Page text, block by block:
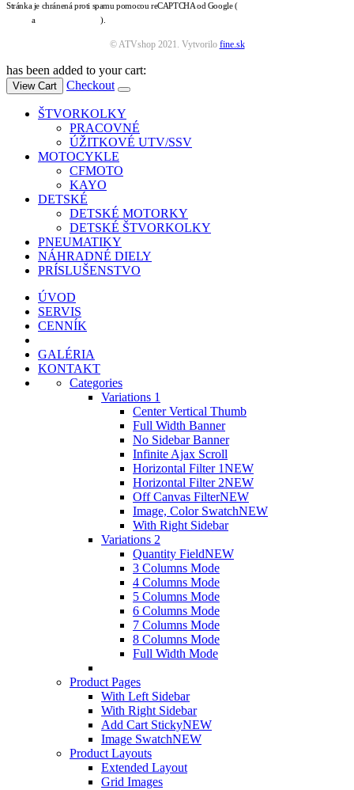
Stránka je chránená proti spamu pomocou reCAPTCHA od Google (zásady ochrany osobných
a podmienky služby).
© ATVshop 2021. Vytvorilo fine.sk
has been added to your cart:
View Cart Checkout
ŠTVORKOLKY
PRACOVNÉ
ÚŽITKOVÉ UTV/SSV
MOTOCYKLE
CFMOTO
KAYO
DETSKÉ
DETSKÉ MOTORKY
DETSKÉ ŠTVORKOLKY
PNEUMATIKY
NÁHRADNÉ DIELY
PRÍSLUŠENSTVO
ÚVOD
SERVIS
CENNÍK
GALÉRIA
KONTAKT
Categories
Variations 1
Center Vertical Thumb
Full Width Banner
No Sidebar Banner
Infinite Ajax Scroll
Horizontal Filter 1NEW
Horizontal Filter 2NEW
Off Canvas FilterNEW
Image, Color SwatchNEW
With Right Sidebar
Variations 2
Quantity FieldNEW
3 Columns Mode
4 Columns Mode
5 Columns Mode
6 Columns Mode
7 Columns Mode
8 Columns Mode
Full Width Mode
Product Pages
With Left Sidebar
With Right Sidebar
Add Cart StickyNEW
Image SwatchNEW
Product Layouts
Extended Layout
Grid Images